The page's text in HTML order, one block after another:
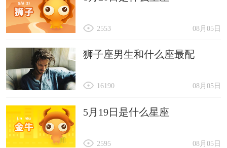
08月05日
2553
狮子座男生和什么座最配
08月05日
16190
5月19日是什么星座
08月05日
2595